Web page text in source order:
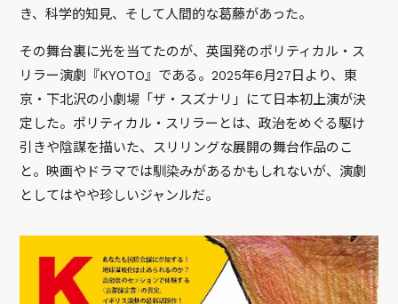
き、科学的知見、そして人間的な葛藤があった。
その舞台裏に光を当てたのが、英国発のポリティカル・ス
リラー演劇『KYOTO』である。2025年6月27日より、東
京・下北沢の小劇場「ザ・スズナリ」にて日本初上演が決
定した。ポリティカル・スリラーとは、政治をめぐる駆け
引きや陰謀を描いた、スリリングな展開の舞台作品のこ
と。映画やドラマでは馴染みがあるかもしれないが、演劇
としてはやや珍しいジャンルだ。